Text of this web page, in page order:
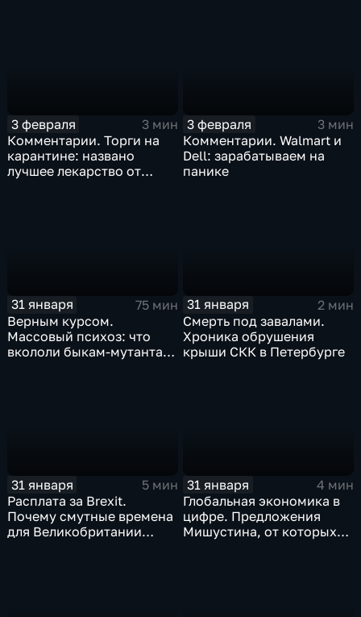
3 февраля
3 мин
Комментарии. Торги на
карантине: названо
лучшее лекарство от
3 февраля
3 мин
Комментарии. Walmart и
Dell: зарабатываем на
панике
31 января
75 мин
Верным курсом.
Массовый психоз: что
вкололи быкам-мутантам,
31 января
2 мин
Смерть под завалами.
Хроника обрушения
крыши СКК в Петербурге
31 января
5 мин
Расплата за Brexit.
Почему смутные времена
для Великобритании
31 января
4 мин
Глобальная экономика в
цифре. Предложения
Мишустина, от которых